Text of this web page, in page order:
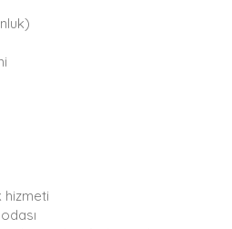
hizmeti